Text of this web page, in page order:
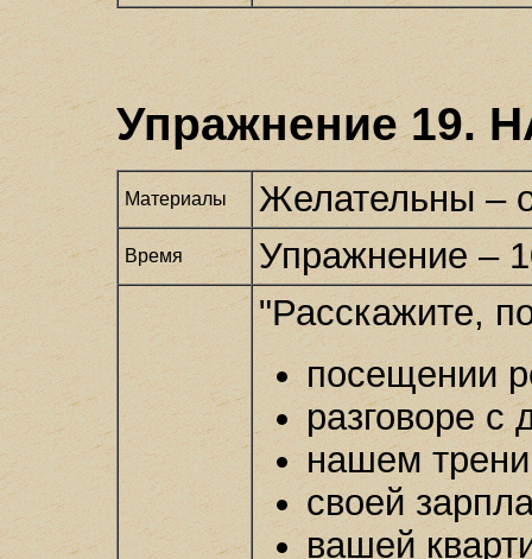
Упражнение 19.
Материалы Желательны –
Время Упражнение –
"Расскажите,
посещении
разговоре с
нашем
своей
вашей